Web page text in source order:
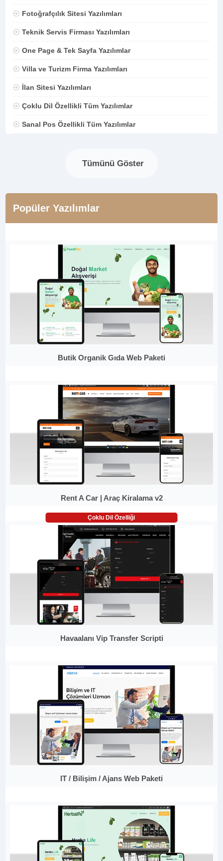
Fotoğrafçılık Sitesi Yazılımları
Teknik Servis Firması Yazılımları
One Page & Tek Sayfa Yazılımlar
Villa ve Turizm Firma Yazılımları
İlan Sitesi Yazılımları
Çoklu Dil Özellikli Tüm Yazılımlar
Sanal Pos Özellikli Tüm Yazılımlar
Tümünü Göster
Popüler Yazılımlar
Butik Organik Gıda Web Paketi
Rent A Car | Araç Kiralama v2
Çoklu Dil Özelliği
Havaalanı Vip Transfer Scripti
IT / Bilişim / Ajans Web Paketi